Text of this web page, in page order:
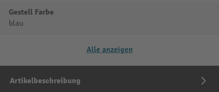
Gestell Farbe
blau
Alle anzeigen
Artikelbeschreibung